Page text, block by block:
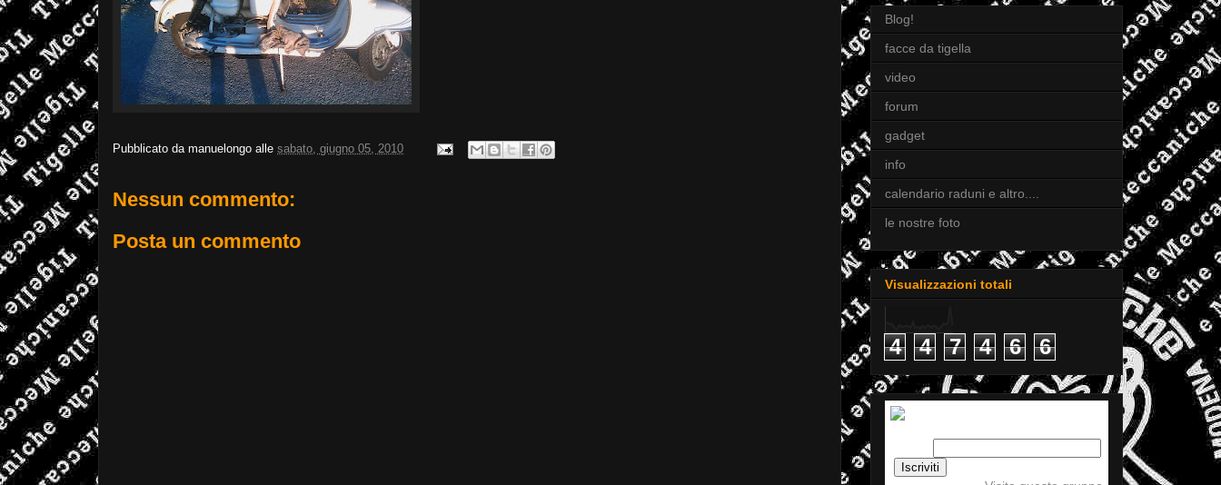
Pubblicato da manuelongo alle sabato, giugno 05, 2010
Nessun commento:
Posta un commento
Blog!
facce da tigella
video
forum
gadget
info
calendario raduni e altro....
le nostre foto
Visualizzazioni totali
4 4 7 4 6 6